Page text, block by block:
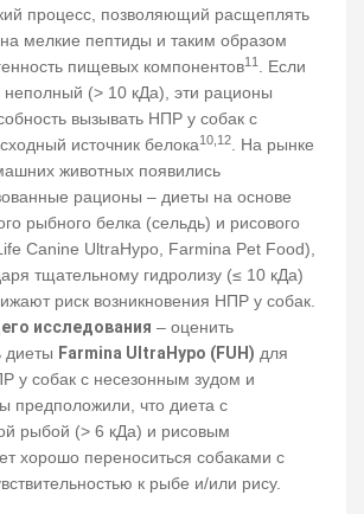
процесс, позволяющий расщеплять
мелкие пептиды и таким образом
пищевых компонентов11 . Если
неполный (> 10 кДа), эти рационы
вызывать НПР у собак с
источник белока10,12. На рынке
животных появились
рационы – диеты на основе
рыбного белка (сельдь) и рисового
Canine UltraHypo, Farmina Pet Food),
тщательному гидролизу (≤ 10 кДа)
риск возникновения НПР у собак.
исследования – оценить
диеты Farmina UltraHypo (FUH) для
у собак с несезонным зудом и
предположили, что диета с
рыбой (> 6 кДа) и рисовым
хорошо переноситься собаками с
к рыбе и/или рису.